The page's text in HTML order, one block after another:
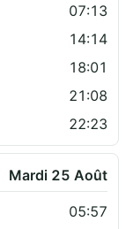
07:13
14:14
18:01
21:08
22:23
Mardi 25 Août
05:57